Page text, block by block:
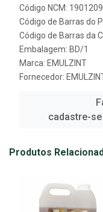
Código NCM:
Código de Barras do
Código de Barras da
Embalagem: BD/1
Marca: EMULZINT
Fornecedor:
cadastre-
Produtos